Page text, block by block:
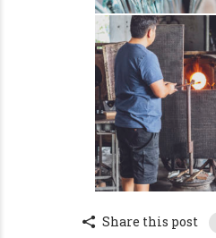
Share this post